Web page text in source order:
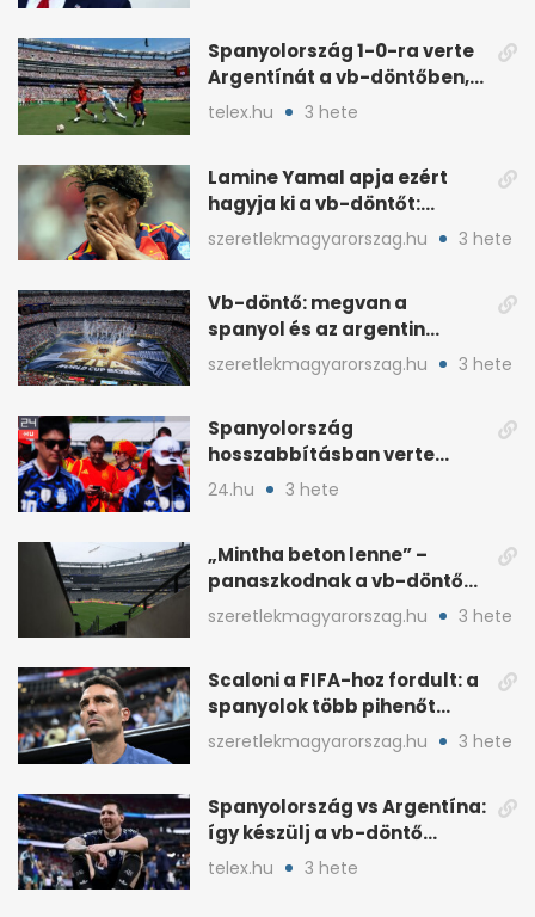
Spanyolország 1-0-ra verte
Argentínát a vb-döntőben,
hosszabbításban
telex.hu 3 hete
Lamine Yamal apja ezért
hagyja ki a vb-döntőt:
otthonról szurkol
szeretlekmagyarorszag.hu 3 hete
Vb-döntő: megvan a
spanyol és az argentin
kezdő, Montiel bekerült
szeretlekmagyarorszag.hu 3 hete
Spanyolország
hosszabbításban verte
Argentínát: Ferran Torres
24.hu 3 hete
„Mintha beton lenne” –
panaszkodnak a vb-döntő
MetLife-pályájára
szeretlekmagyarorszag.hu 3 hete
Scaloni a FIFA-hoz fordult: a
spanyolok több pihenőt
kaptak a vb-döntőre
szeretlekmagyarorszag.hu 3 hete
Spanyolország vs Argentína:
így készülj a vb-döntő
taktikai csatájára
telex.hu 3 hete